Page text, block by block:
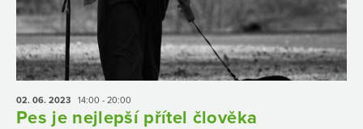
02. 06. 2023 14:00 - 20:00
Pes je nejlepší přítel člověka